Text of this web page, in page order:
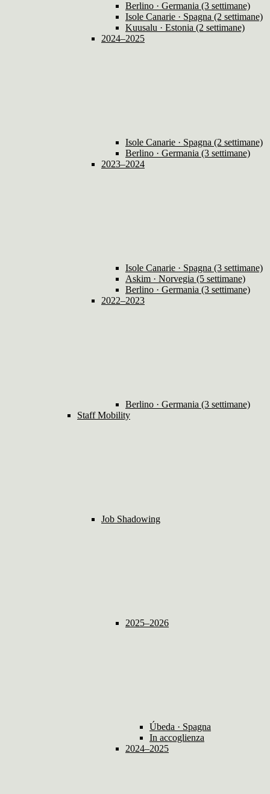
Berlino · Germania (3 settimane)
Isole Canarie · Spagna (2 settimane)
Kuusalu · Estonia (2 settimane)
2024–2025
Isole Canarie · Spagna (2 settimane)
Berlino · Germania (3 settimane)
2023–2024
Isole Canarie · Spagna (3 settimane)
Askim · Norvegia (5 settimane)
Berlino · Germania (3 settimane)
2022–2023
Berlino · Germania (3 settimane)
Staff Mobility
Job Shadowing
2025–2026
Úbeda · Spagna
In accoglienza
2024–2025